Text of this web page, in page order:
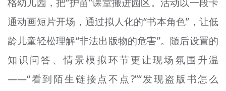
通动画短片开场，通过拟人化的“书本角色”，让低
龄儿童轻松理解“非法出版物的危害”。随后设置的
知识问答、情景模拟环节更让现场氛围升温
——“看到陌生链接点不点?”“发现盗版书怎么